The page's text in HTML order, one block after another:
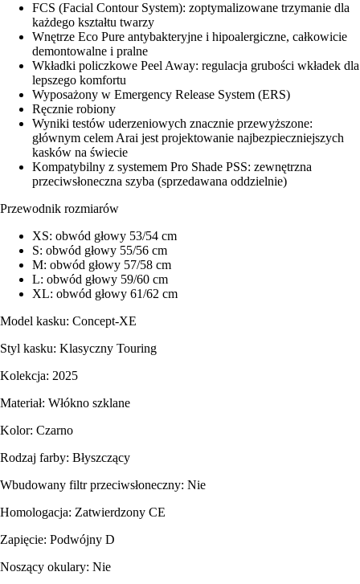
FCS (Facial Contour System): zoptymalizowane trzymanie dla
każdego kształtu twarzy
Wnętrze Eco Pure antybakteryjne i hipoalergiczne, całkowicie
demontowalne i pralne
Wkładki policzkowe Peel Away: regulacja grubości wkładek dla
lepszego komfortu
Wyposażony w Emergency Release System (ERS)
Ręcznie robiony
Wyniki testów uderzeniowych znacznie przewyższone:
głównym celem Arai jest projektowanie najbezpieczniejszych
kasków na świecie
Kompatybilny z systemem Pro Shade PSS: zewnętrzna
przeciwsłoneczna szyba (sprzedawana oddzielnie)
Przewodnik rozmiarów
XS: obwód głowy 53/54 cm
S: obwód głowy 55/56 cm
M: obwód głowy 57/58 cm
L: obwód głowy 59/60 cm
XL: obwód głowy 61/62 cm
Model kasku: Concept-XE
Styl kasku: Klasyczny Touring
Kolekcja: 2025
Materiał: Włókno szklane
Kolor: Czarno
Rodzaj farby: Błyszczący
Wbudowany filtr przeciwsłoneczny: Nie
Homologacja: Zatwierdzony CE
Zapięcie: Podwójny D
Noszący okulary: Nie